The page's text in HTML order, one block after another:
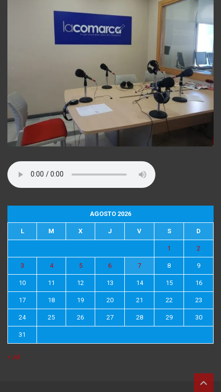
AGOSTO 2026
L M X J V S D
1 2
3 4 5 6 7 8 9
10 11 12 13 14 15 16
17 18 19 20 21 22 23
24 25 26 27 28 29 30
31
« Jul